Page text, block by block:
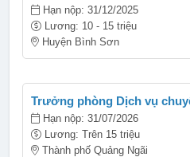
Hạn nộp: 31/12/2025
Lương: 10 - 15 triệu
Huyện Bình Sơn
Trưởng phòng Dịch vụ
Hạn nộp: 31/07/2026
Lương: Trên 15 triệu
Thành phố Quảng Ngãi